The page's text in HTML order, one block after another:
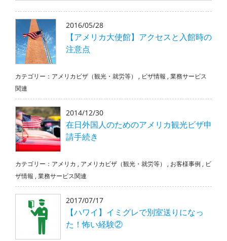
2016/05/28
【アメリカ大使館】アクセスと入館時の
注意点
カテゴリー： アメリカビザ（観光・就労等） , ビザ情報 , 業務サービス
関連
2014/12/30
在日外国人のためのアメリカ観光ビザ申
請手続き
カテゴリー： アメリカ , アメリカビザ（観光・就労等） , お客様事例 , ビ
ザ情報 , 業務サービス関連
2017/07/17
【ハワイ】イミグレで別室送りになっ
た！怖い経験②